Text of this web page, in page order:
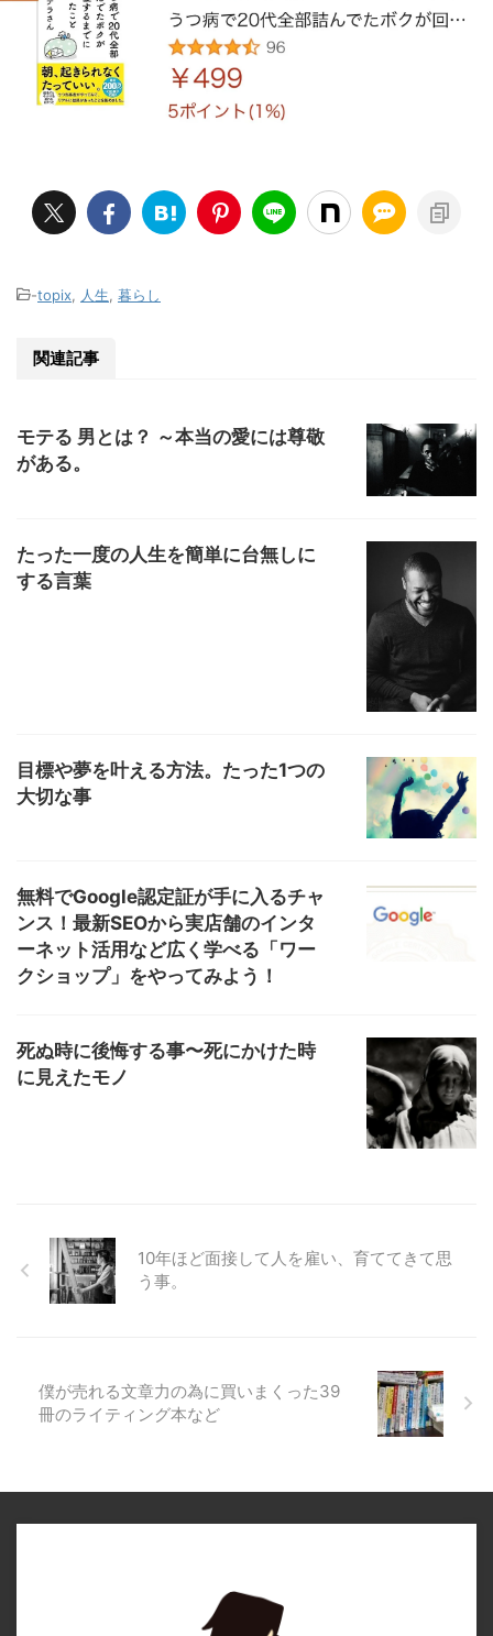
-topix 人生 暮らし
関連記事
モテる 男とは？ ～本当の愛には尊敬
がある。
たった一度の人生を簡単に台無しに
する言葉
目標や夢を叶える方法。たった1つの
大切な事
無料でGoogle認定証が手に入るチャ
ンス！最新SEOから実店舗のインタ
ーネット活用など広く学べる「ワー
クショップ」をやってみよう！
死ぬ時に後悔する事〜死にかけた時
に見えたモノ
10年ほど面接して人を雇い、育ててきて思
う事。
僕が売れる文章力の為に買いまくった39
冊のライティング本など